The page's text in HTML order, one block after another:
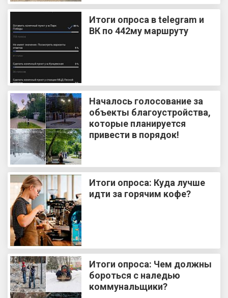
Итоги опроса в telegram и
ВК по 442му маршруту
Началось голосование за
объекты благоустройства,
которые планируется
привести в порядок!
Итоги опроса: Куда лучше
идти за горячим кофе?
Итоги опроса: Чем должны
бороться с наледью
коммунальщики?